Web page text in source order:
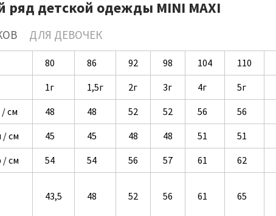
ряд детской одежды MINI MAXI
ДЛЯ ДЕВОЧЕК
80 86 92 98 104 110
1г 1,5г 2г 3г 4г 5г
см
48 48 52 52 56 56
/ см
45 45 48 48 51 51
/ см
54 54 56 57 61 62
43,5 48 52 56 61 65